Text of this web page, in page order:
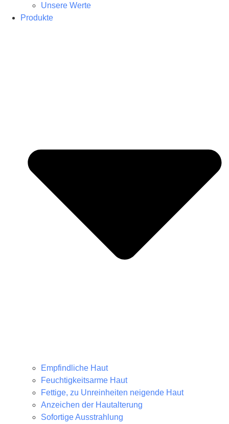
Unsere Werte
Produkte
Empfindliche Haut
Feuchtigkeitsarme Haut
Fettige, zu Unreinheiten neigende Haut
Anzeichen der Hautalterung
Sofortige Ausstrahlung